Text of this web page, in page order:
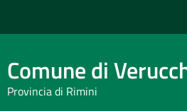
Comune di
Provincia di Rimini